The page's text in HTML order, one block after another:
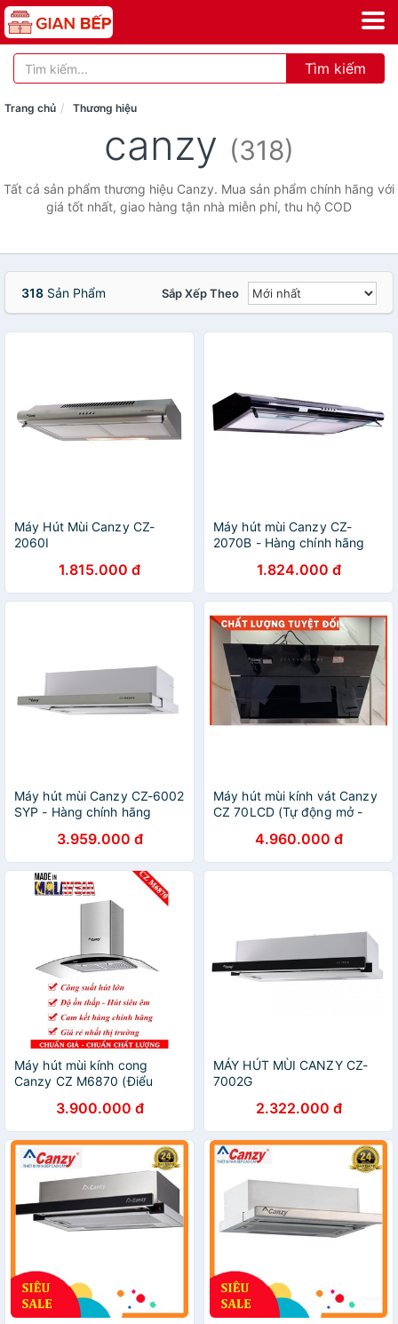
Tìm kiếm
Trang chủ Thương hiệu
canzy (318)
Tất cả sản phẩm thương hiệu Canzy. Mua sản phẩm chính hãng với
giá tốt nhất, giao hàng tận nhà miễn phí, thu hộ COD
318 Sản Phẩm Sắp Xếp Theo
Máy Hút Mùi Canzy CZ-
2060I
1.815.000 đ
Máy hút mùi Canzy CZ-
2070B - Hàng chính hãng
1.824.000 đ
Máy hút mùi Canzy CZ-6002
SYP - Hàng chính hãng
3.959.000 đ
Máy hút mùi kính vát Canzy
CZ 70LCD (Tự động mở -
Có hẹn giờ, Hút êm, Cảm
ứng siêu nhạy)
4.960.000 đ
Máy hút mùi kính cong
Canzy CZ M6870 (Điểu
sạch, Lực hút 1500m³/h,
Nhập khẩu Malaysia)
3.900.000 đ
MÁY HÚT MÙI CANZY CZ-
7002G
2.322.000 đ